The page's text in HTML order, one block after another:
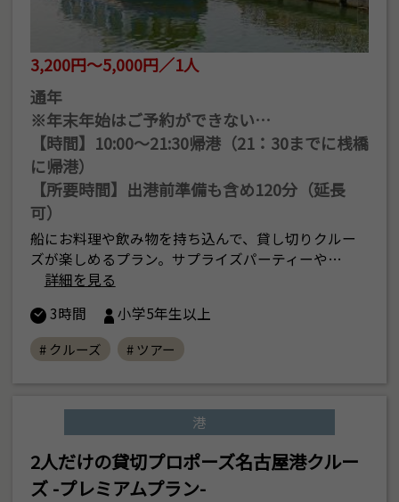
3,200円～5,000円／1人
通年
※年末年始はご予約ができない…
【時間】10:00〜21:30帰港（21：30までに桟橋
に帰港）
【所要時間】出港前準備も含め120分（延長
可）
船にお料理や飲み物を持ち込んで、貸し切りクルー
ズが楽しめるプラン。サプライズパーティーや…
詳細を見る
3時間
小学5年生以上
# クルーズ # ツアー
港
2人だけの貸切プロポーズ名古屋港クルー
ズ -プレミアムプラン-